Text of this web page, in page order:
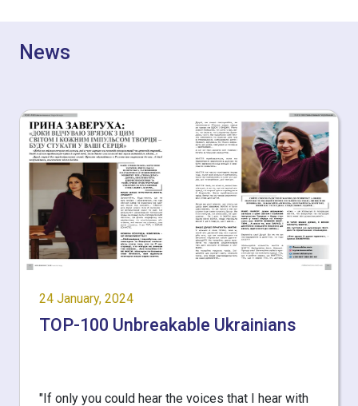
News
24 January, 2024
TOP-100 Unbreakable Ukrainians
"If only you could hear the voices that I hear with